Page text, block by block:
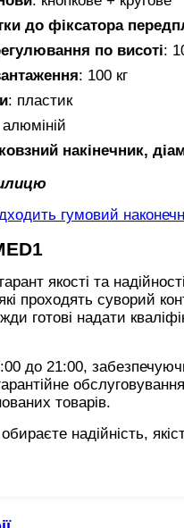
до фіксатора
по висоті:
: 100 кг
: пластик
накінечник,
гумовий
якості та
проходять суворий
готові надати
до 21:00,
товарів.
надійність,